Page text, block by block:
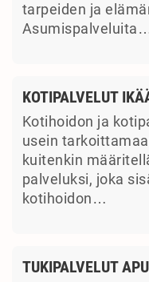
tarpeiden ja
KOTIPALVELUT
Kotihoidon ja
usein
kuitenkin
palveluksi, joka
kotihoidon…
TUKIPALVELUT